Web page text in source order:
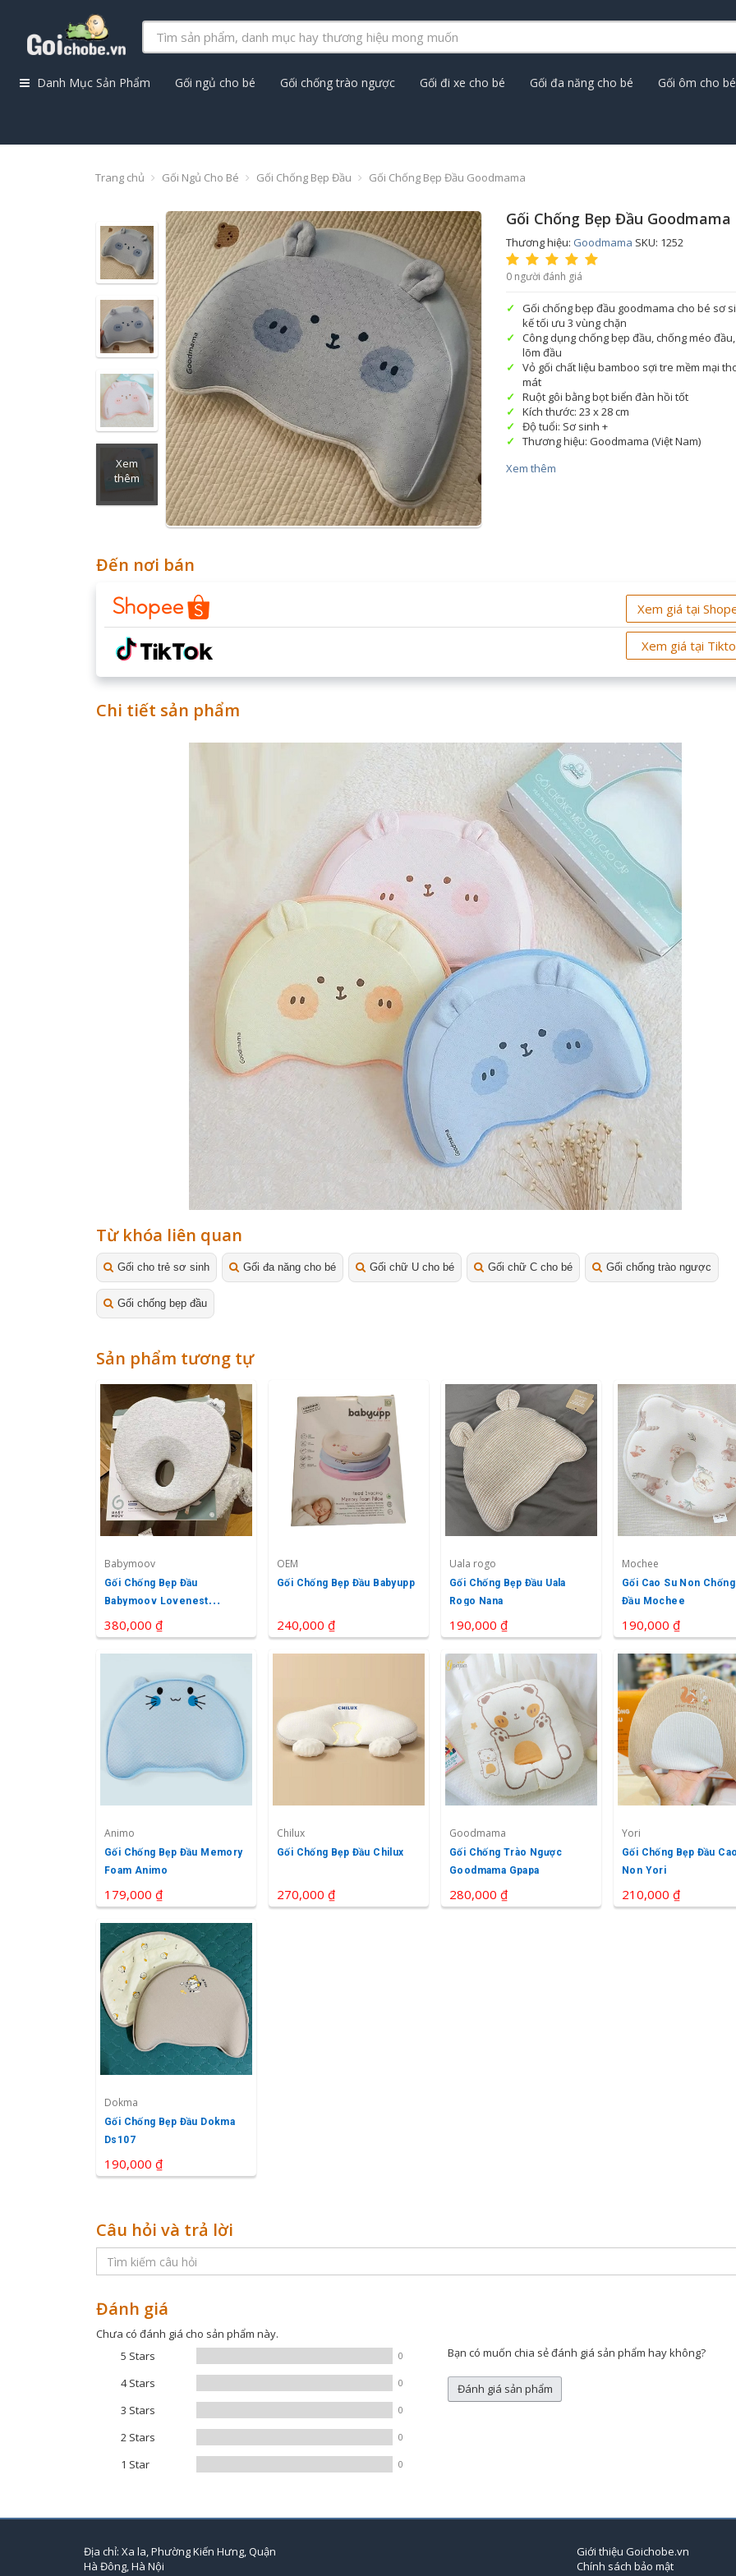
Danh Mục Sản Phẩm Gối ngủ cho bé Gối chống trào ngược Gối đi xe cho bé Gối đa năng cho bé Gối ôm cho bé
Trang chủ Gối Ngủ Cho Bé Gối Chống Bẹp Đầu Gối Chống Bẹp Đầu Goodmama
Xem
thêm
Gối Chống Bẹp Đầu Goodmama
Thương hiệu: Goodmama SKU: 1252
0 người đánh giá
Gối chống bẹp đầu goodmama cho bé sơ
kế tối ưu 3 vùng chặn
Công dụng chống bẹp đầu, chống méo
lõm đầu
Vỏ gối chất liệu bamboo sợi tre mềm mại
mát
Ruột gôi bằng bọt biển đàn hồi tốt
Kích thước: 23 x 28 cm
Độ tuổi: Sơ sinh +
Thương hiệu: Goodmama (Việt Nam)
Xem thêm
Đến nơi bán
Xem giá tại
Xem giá tại
Chi tiết sản phẩm
Từ khóa liên quan
Gối cho trẻ sơ sinh Gối đa năng cho bé Gối chữ U cho bé Gối chữ C cho bé Gối chống trào ngược
Gối chống bẹp đầu
Sản phẩm tương tự
Babymoov
Gối Chống Bẹp Đầu
Babymoov Lovenest
Original
380,000 ₫
OEM
Gối Chống Bẹp Đầu Babyupp
240,000 ₫
Uala rogo
Gối Chống Bẹp Đầu Uala
Rogo Nana
190,000 ₫
Mochee
Gối Cao Su Non
Đầu Mochee
190,000 ₫
Animo
Gối Chống Bẹp Đầu Memory
Foam Animo
179,000 ₫
Chilux
Gối Chống Bẹp Đầu Chilux
270,000 ₫
Goodmama
Gối Chống Trào Ngược
Goodmama Gpapa
280,000 ₫
Yori
Gối Chống Bẹp Đầu
Non Yori
210,000 ₫
Dokma
Gối Chống Bẹp Đầu Dokma
Ds107
190,000 ₫
Câu hỏi và trả lời
Đánh giá
Chưa có đánh giá cho sản phẩm này.
5 Stars
0
4 Stars 0
3 Stars 0
2 Stars 0
1 Star 0
Bạn có muốn chia sẻ đánh giá sản phẩm hay không?
Đánh giá sản phẩm
Địa chỉ: Xa la, Phường Kiến Hưng, Quận
Hà Đông, Hà Nội
Giới thiệu Goichobe.vn
Chính sách bảo mật